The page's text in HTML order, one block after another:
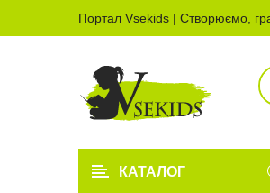
Портал Vsekids | Створюємо,
КАТАЛОГ